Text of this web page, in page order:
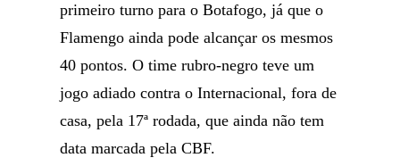
primeiro turno para o Botafogo, já que o
Flamengo ainda pode alcançar os mesmos
40 pontos. O time rubro-negro teve um
jogo adiado contra o Internacional, fora de
casa, pela 17ª rodada, que ainda não tem
data marcada pela CBF.